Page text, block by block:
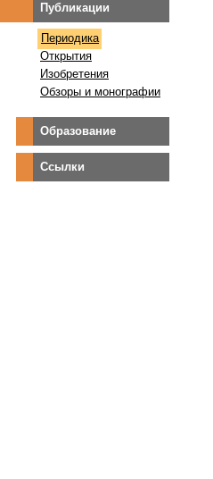
Публикации
Периодика
Открытия
Изобретения
Обзоры и монографии
Образование
Ссылки